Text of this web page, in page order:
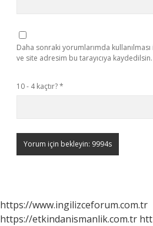
Daha sonraki yorumlarımda
ve site adresim bu tarayıcıya kaydedilsin.
10 - 4 kaçtır?*
https://www.ingilizceforum.com.tr
https://etkindanismanlik.com.tr